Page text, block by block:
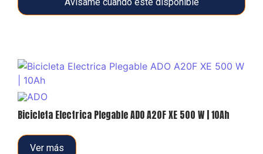
Bicicleta Electrica Plegable ADO A20F XE 500 W | 10Ah
Ver más